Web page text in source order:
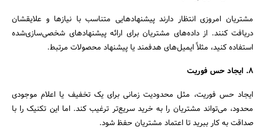
مشتریان امروزی انتظار دارند پیشنهادهایی متناسب با نیازها و علایقشان
دریافت کنند. از داده‌های مشتریان برای ارائه پیشنهادهای شخصی‌سازی‌شده
استفاده کنید، مثلاً ایمیل‌های هدفمند یا پیشنهاد محصولات مرتبط.
8. ایجاد حس فوریت
ایجاد حس فوریت، مثل محدودیت زمانی برای یک تخفیف یا اعلام موجودی
محدود، می‌تواند مشتریان را به خرید سریع‌تر ترغیب کند. اما این تکنیک را با
صداقت به کار ببرید تا اعتماد مشتریان حفظ شود.